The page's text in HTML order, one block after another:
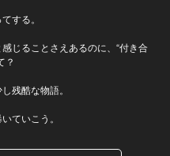
する。
じることさえあるのに、“付き合
？
残酷な物語。
ていこう。